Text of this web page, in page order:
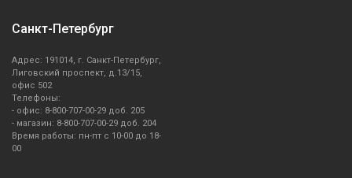
Санкт-Петербург
Адрес: 191014, г. Санкт-Петербург,
Лиговский проспект, д.13/15,
офис 502
Телефоны:
- офис: 8-800-707-00-29 доб. 205
- магазин: 8-800-707-00-29 доб. 204
Время работы: пн-пт с 10-00 до 18-
00